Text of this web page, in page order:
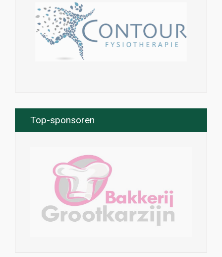
Top-sponsoren